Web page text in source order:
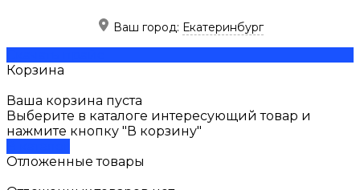
Ваш город: Екатеринбург
Корзина
Ваша корзина пуста
Выберите в каталоге интересующий товар и
нажмите кнопку "В корзину"
Отложенные товары